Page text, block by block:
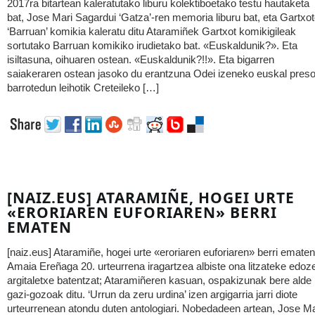
2017ra bitartean kaleratutako liburu kolektiboetako testu hautaketa
bat, Jose Mari Sagardui ‘Gatza’-ren memoria liburu bat, eta
‘Barruan’ komikia kaleratu ditu Ataramiñek Gartxot komikigileak
sortutako Barruan komikiko irudietako bat. «Euskaldunik?». Eta
isiltasuna, oihuaren ostean. «Euskaldunik?!!». Eta bigarren
saiakeraren ostean jasoko du erantzuna Odei izeneko euskal
barrotedun leihotik Creteileko […]
[NAIZ.EUS] ATARAMIÑE, HOGEI URTE
«ERORIAREN EUFORIAREN» BERRI
EMATEN
[naiz.eus] Ataramiñe, hogei urte «eroriaren euforiaren» berri ematen
Amaia Ereñaga 20. urteurrena iragartzea albiste ona litzateke
argitaletxe batentzat; Ataramiñeren kasuan, ospakizunak bere alde
gazi-gozoak ditu. ‘Urrun da zeru urdina’ izen argigarria jarri diote
urteurrenean atondu duten antologiari. Nobedadeen artean, Jose